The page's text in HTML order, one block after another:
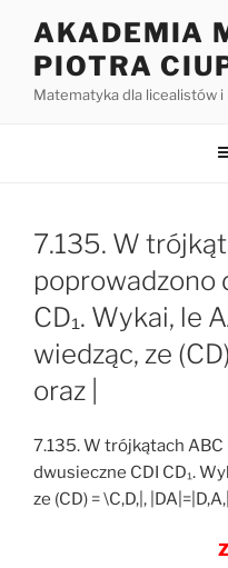
treści
AKADEMIA
PIOTRA
Matematyka dla licealistów
7.135. W
poprowadzono
CD₁. Wykai, le
wiedząc, ze
oraz |
7.135. W trójkątach ABC
dwusieczne CDI CD₁.
ze (CD) = \C,D,|,